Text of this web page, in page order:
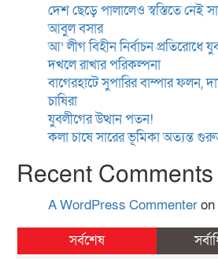
দেশ ছেড়ে পালালেও স্বস্তিতে নেই
আবুল বসার
আ’ লীগ বিহীন নির্বাচন প্রতিরোধে
দখলে রাখার পরিকল্পনা
বাগেরহাটে সুপারির বাম্পার ফলন,
চাষিরা
যুবলীগের উত্থান পতন!
কলা চাষে সারের ভূমিকা অত্যন্ত
Recent Comments
A WordPress Commenteron
সর্বশেষ